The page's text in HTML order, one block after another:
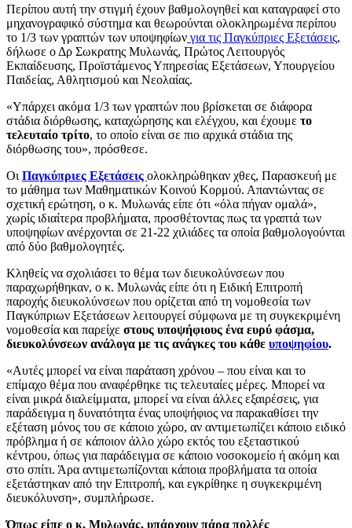
Περίπου αυτή την στιγμή έχουν βαθμολογηθεί και καταγραφεί στο
μηχανογραφικό σύστημα και θεωρούνται ολοκληρωμένα περίπου
το 1/3 των γραπτών των υποψηφίων για τις Παγκύπριες Εξετάσεις,
δήλωσε ο Δρ Σωκρατης Μυλωνάς, Πρώτος Λειτουργός
Εκπαίδευσης, Προϊστάμενος Υπηρεσίας Εξετάσεων, Υπουργείου
Παιδείας, Αθλητισμού και Νεολαίας.
«Υπάρχει ακόμα 1/3 των γραπτών που βρίσκεται σε διάφορα
στάδια διόρθωσης, καταχώρησης και ελέγχου, και έχουμε το
τελευταίο τρίτο, το οποίο είναι σε πιο αρχικά στάδια της
διόρθωσης του», πρόσθεσε.
Οι Παγκύπριες Εξετάσεις ολοκληρώθηκαν χθες, Παρασκευή με
το μάθημα των Μαθηματικών Κοινού Κορμού. Απαντώντας σε
σχετική ερώτηση, ο κ. Μυλωνάς είπε ότι «όλα πήγαν ομαλά»,
χωρίς ιδιαίτερα προβλήματα, προσθέτοντας πως τα γραπτά των
υποψηφίων ανέρχονται σε 21-22 χιλιάδες τα οποία βαθμολογούνται
από δύο βαθμολογητές.
Κληθείς να σχολιάσει το θέμα των διευκολύνσεων που
παραχωρήθηκαν, ο κ. Μυλωνάς είπε ότι η Ειδική Επιτροπή
παροχής διευκολύνσεων που ορίζεται από τη νομοθεσία των
Παγκύπριων Εξετάσεων λειτουργεί σύμφωνα με τη συγκεκριμένη
νομοθεσία και παρείχε στους υποψήφιους ένα ευρύ φάσμα,
διευκολύνσεων ανάλογα με τις ανάγκες του κάθε υποψηφίου.
«Αυτές μπορεί να είναι παράταση χρόνου – που είναι και το
επίμαχο θέμα που αναφέρθηκε τις τελευταίες μέρες. Μπορεί να
είναι μικρά διαλείμματα, μπορεί να είναι άλλες εξαιρέσεις, για
παράδειγμα η δυνατότητα ένας υποψήφιος να παρακαθίσει την
εξέταση μόνος του σε κάποιο χώρο, αν αντιμετωπίζει κάποιο ειδικό
πρόβλημα ή σε κάποιον άλλο χώρο εκτός του εξεταστικού
κέντρου, όπως για παράδειγμα σε κάποιο νοσοκομείο ή ακόμη και
στο σπίτι. Άρα αντιμετωπίζονται κάποια προβλήματα τα οποία
εξετάστηκαν από την Επιτροπή, και εγκρίθηκε η συγκεκριμένη
διευκόλυνση», συμπλήρωσε.
Όπως είπε ο κ. Μυλωνάς, υπάρχουν πάρα πολλές